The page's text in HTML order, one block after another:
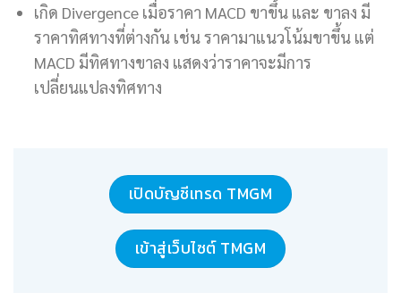
เกิด Divergence เมื่อราคา MACD ขาขึ้น และ ขาลง มี
ราคาทิศทางที่ต่างกัน เช่น ราคามาแนวโน้มขาขึ้น แต่
MACD มีทิศทางขาลง แสดงว่าราคาจะมีการ
เปลี่ยนแปลงทิศทาง
เปิดบัญชีเทรด TMGM
เข้าสู่เว็บไซต์ TMGM